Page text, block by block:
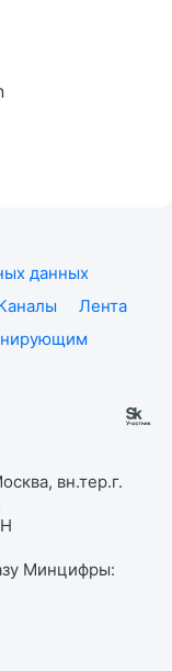
данных
Лента
вн.тер.г.
Минцифры: